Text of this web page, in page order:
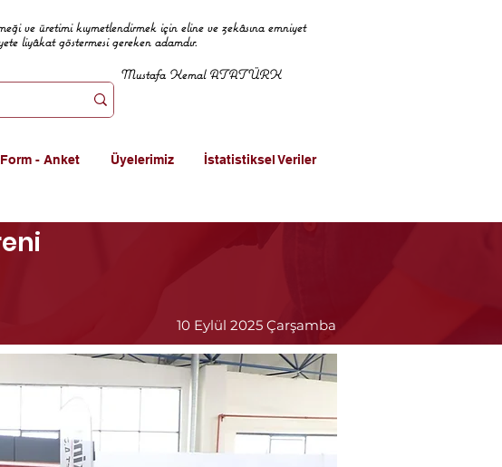
ve üretimi kıymetlendirmek için eline ve zekâsına emniyet
liyâkat göstermesi gereken adamdır.
Mustafa Kemal ATATÜRK
Form - Anket Üyelerimiz İstatistiksel Veriler
10 Eylül 2025 Çarşamba